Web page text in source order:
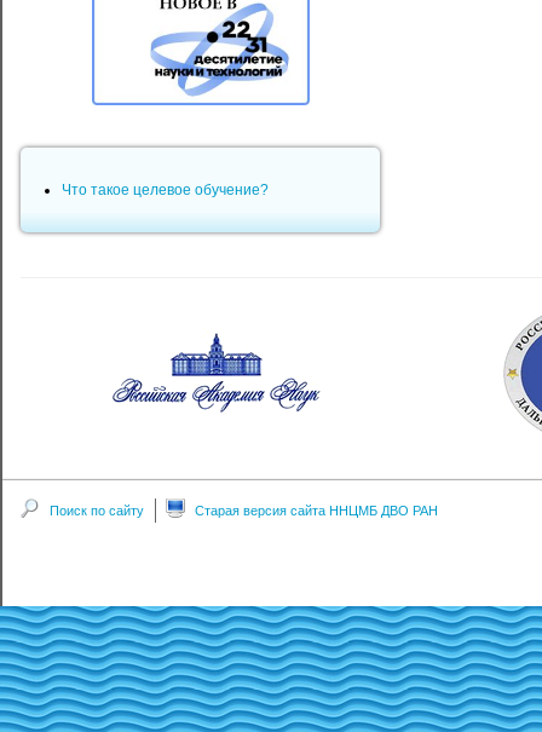
Что такое целевое обучение?
Поиск по сайту Старая версия сайта ННЦМБ ДВО РАН